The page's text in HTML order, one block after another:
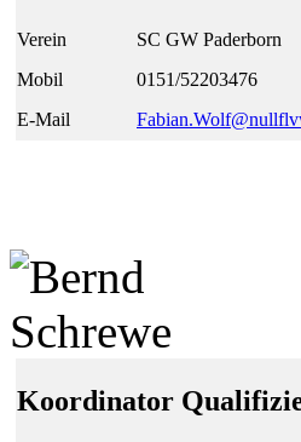
Verein
SC GW Paderborn
Mobil
0151/52203476
E-Mail
Fabian.Wolf@null
Koordinator